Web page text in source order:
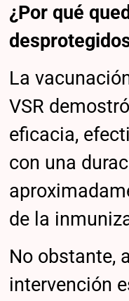
¿Por qué
La
VSR
eficacia,
con una
de la
No obstante,
intervención